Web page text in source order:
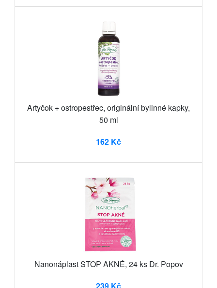
Artyčok + ostropestřec, originální bylinné kapky,
50 ml
162 Kč
Nanonáplast STOP AKNÉ, 24 ks Dr. Popov
239 Kč